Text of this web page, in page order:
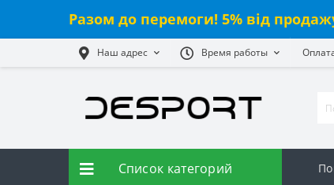
Разом до перемоги! 5% від
Наш адрес Время работы
Список категорий